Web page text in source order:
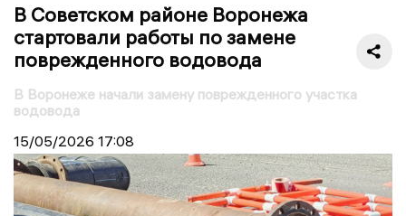
В Советском районе Воронежа
стартовали работы по замене
поврежденного водовода
В Воронеже начали замену поврежденного участка
водовода
15/05/2026 17:08